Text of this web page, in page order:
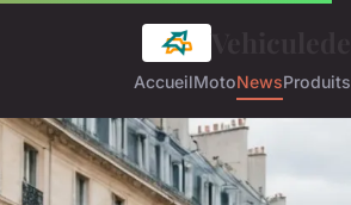
AccueilMotoNewsProduits